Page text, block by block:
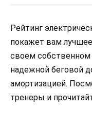
Рейтинг
покажет вам
своем собственном
надежной беговой
амортизацией.
тренеры и